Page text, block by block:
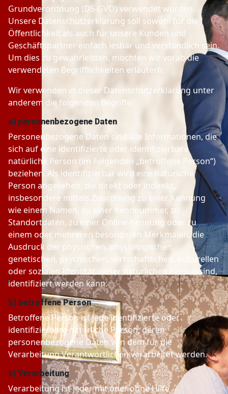
Grundverordnung (DS-GVO) verwendet wurden.
Unsere Datenschutzerklärung soll sowohl für die
Öffentlichkeit als auch für unsere Kunden und
Geschäftspartner einfach lesbar und verständlich sein.
Um dies zu gewährleisten, möchten wir vorab die
verwendeten Begrifflichkeiten erläutern.
Wir verwenden in dieser Datenschutzerklärung unter
anderem die folgenden Begriffe:
a) personenbezogene Daten
Personenbezogene Daten sind alle Informationen, die
sich auf eine identifizierte oder identifizierbare
natürliche Person (im Folgenden „betroffene Person“)
beziehen. Als identifizierbar wird eine natürliche
Person angesehen, die direkt oder indirekt,
insbesondere mittels Zuordnung zu einer Kennung
wie einem Namen, zu einer Kennnummer, zu
Standortdaten, zu einer Online-Kennung oder zu
einem oder mehreren besonderen Merkmalen, die
Ausdruck der physischen, physiologischen,
genetischen, psychischen, wirtschaftlichen, kulturellen
oder sozialen Identität dieser natürlichen Person sind,
identifiziert werden kann.
b) betroffene Person
Betroffene Person ist jede identifizierte oder
identifizierbare natürliche Person, deren
personenbezogene Daten von dem für die
Verarbeitung Verantwortlichen verarbeitet werden.
c) Verarbeitung
Verarbeitung ist jeder mit oder ohne Hilfe